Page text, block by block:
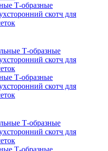
Т-образные
скотч для
Т-образные
скотч для
Т-образные